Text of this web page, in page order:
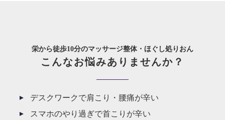
栄から徒歩10分のマッサージ整体・ほぐし処りおん
こんなお悩みありませんか？
デスクワークで肩こり・腰痛が辛い
スマホのやり過ぎで首こりが辛い